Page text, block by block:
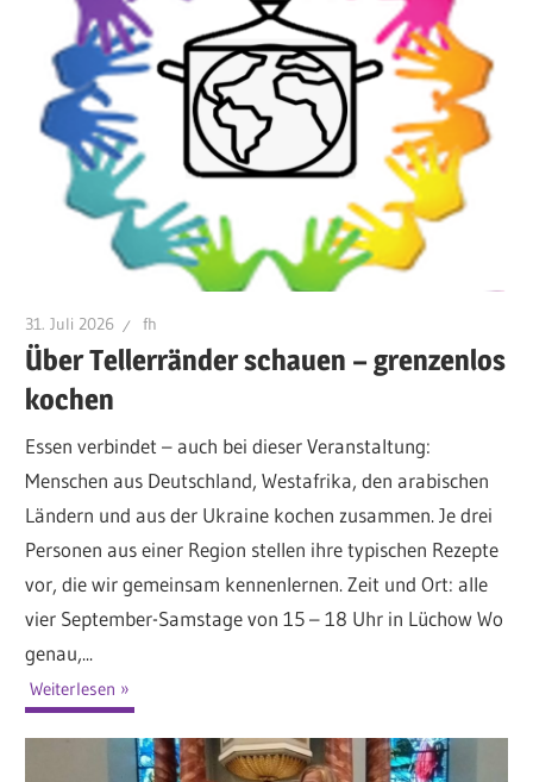
31. Juli 2026 fh
Über Tellerränder schauen – grenzenlos
kochen
Essen verbindet – auch bei dieser Veranstaltung:
Menschen aus Deutschland, Westafrika, den arabischen
Ländern und aus der Ukraine kochen zusammen. Je drei
Personen aus einer Region stellen ihre typischen Rezepte
vor, die wir gemeinsam kennenlernen. Zeit und Ort: alle
vier September-Samstage von 15 – 18 Uhr in Lüchow Wo
genau,...
Weiterlesen